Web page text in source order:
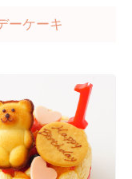
ーケーキ